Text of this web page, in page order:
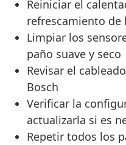
Reiniciar el
refrescamiento de
Limpiar los
paño suave y seco
Revisar el
Bosch
Verificar la
actualizarla si es
Repetir todos los